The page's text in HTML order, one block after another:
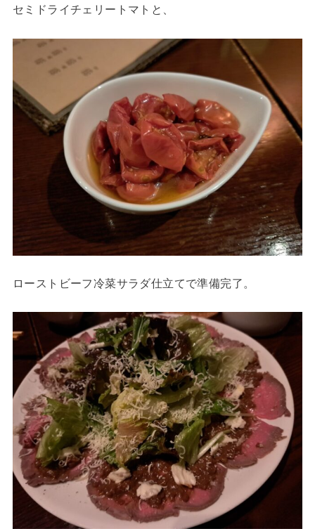
セミドライチェリートマトと、
ローストビーフ冷菜サラダ仕立てで準備完了。